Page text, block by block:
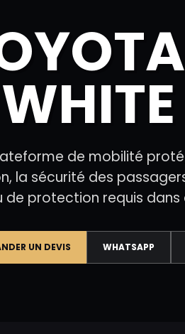
de mobilité
la sécurité des
de protection requis
UN DEVIS WHATSAPP